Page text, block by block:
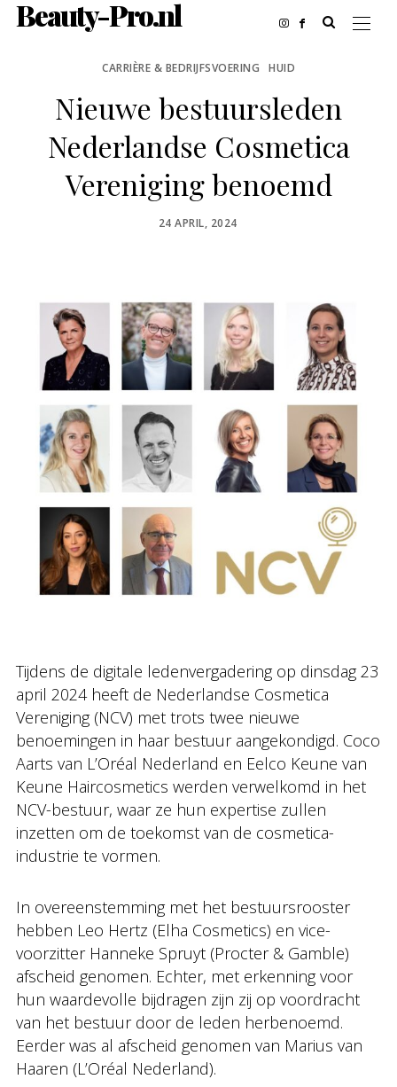
Beauty-Pro.nl
CARRIÈRE & BEDRIJFSVOERING HUID
Nieuwe bestuursleden
Nederlandse Cosmetica
Vereniging benoemd
POSTED
24 APRIL, 2024
Tijdens de digitale ledenvergadering op dinsdag 23
april 2024 heeft de Nederlandse Cosmetica
Vereniging (NCV) met trots twee nieuwe
benoemingen in haar bestuur aangekondigd. Coco
Aarts van L’Oréal Nederland en Eelco Keune van
Keune Haircosmetics werden verwelkomd in het
NCV-bestuur, waar ze hun expertise zullen
inzetten om de toekomst van de cosmetica-
industrie te vormen.
In overeenstemming met het bestuursrooster
hebben Leo Hertz (Elha Cosmetics) en vice-
voorzitter Hanneke Spruyt (Procter & Gamble)
afscheid genomen. Echter, met erkenning voor
hun waardevolle bijdragen zijn zij op voordracht
van het bestuur door de leden herbenoemd.
Eerder was al afscheid genomen van Marius van
Haaren (L’Oréal Nederland).